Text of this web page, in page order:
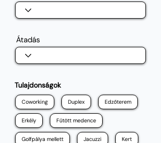
Átadás
Tulajdonságok
Coworking Duplex Edzőterem
Erkély Fűtött medence
Golfpálya mellett Jacuzzi Kert